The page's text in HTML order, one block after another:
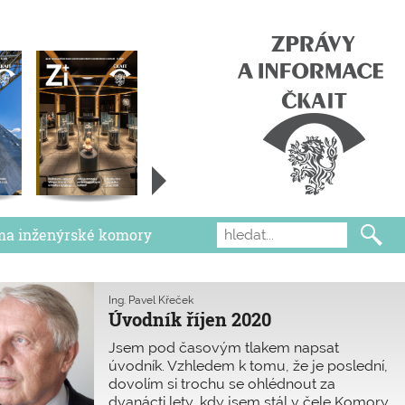
inženýrské komory
Úvodník říjen 2020
Ing. Pavel Křeček
Jsem pod časovým tlakem napsat
úvodník. Vzhledem k tomu, že je poslední,
dovolím si trochu se ohlédnout za